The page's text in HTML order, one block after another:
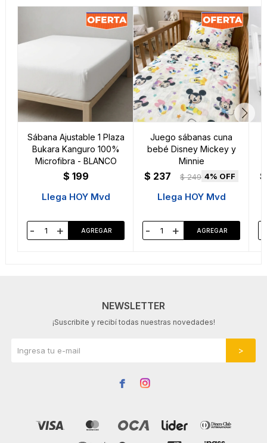
Sábana Ajustable 1 Plaza
Bukara Kanguro 100%
Microfibra - BLANCO
$ 199
Llega HOY Mvd
- +
Juego sábanas cuna
bebé Disney Mickey y
Minnie
$ 237 $ 249 4
Llega HOY Mvd
- +
$
NEWSLETTER
¡Suscribite y recibí todas nuestras novedades!
 